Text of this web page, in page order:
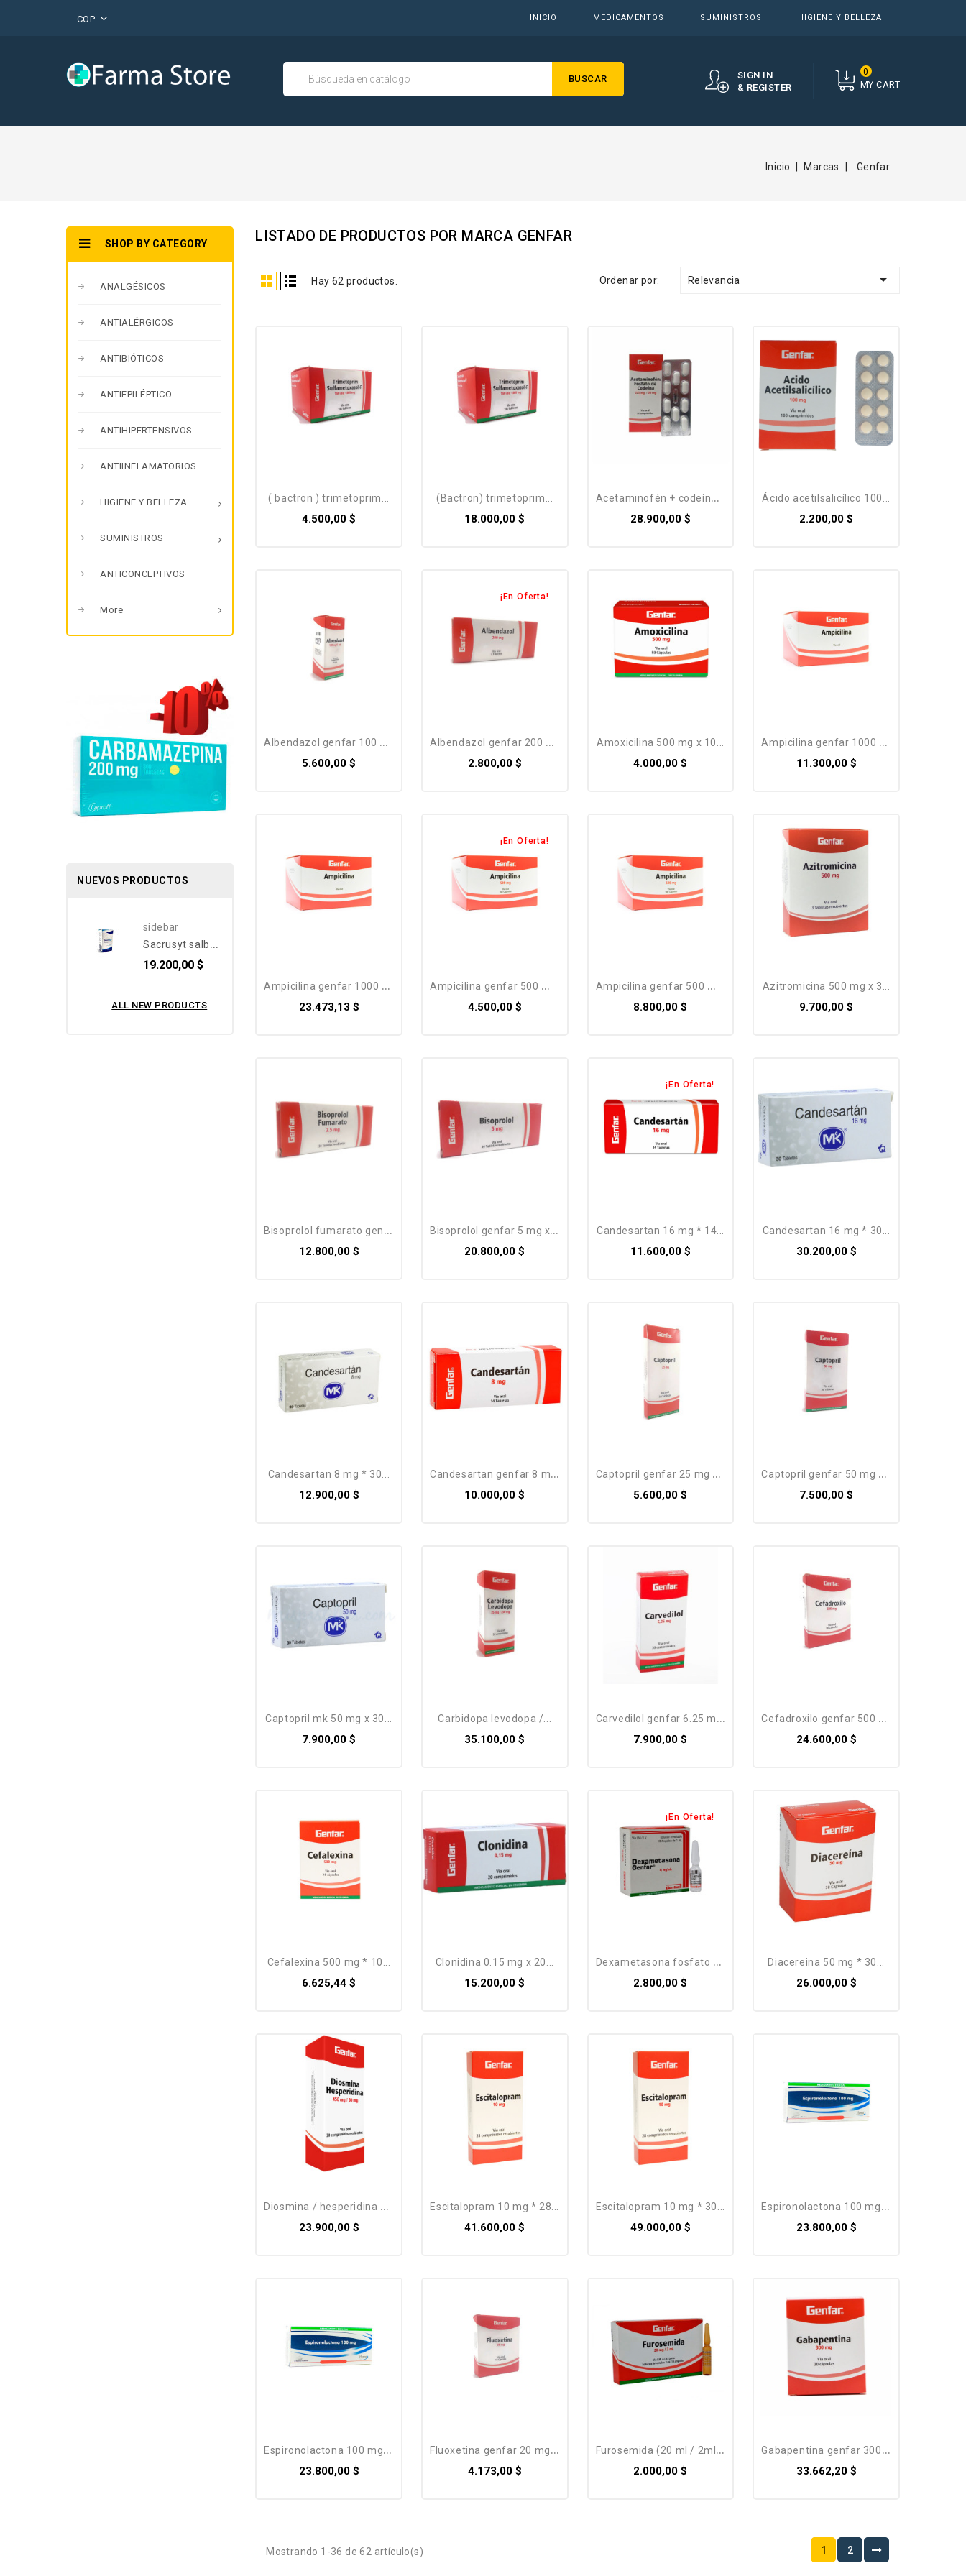
COP INICIO MEDICAMENTOS SUMINISTROS HIGIENE Y BELLEZA
MY CART
0
SIGN IN
& REGISTER
BUSCAR
Inicio Marcas Genfar
SHOP BY CATEGORY
ANALGÉSICOS
ANTIALÉRGICOS
ANTIBIÓTICOS
ANTIEPILÉPTICO
ANTIHIPERTENSIVOS
ANTIINFLAMATORIOS
HIGIENE Y BELLEZA
SUMINISTROS
ANTICONCEPTIVOS
More
NUEVOS PRODUCTOS
sidebar
sacrusyt salbutamol bnc medical aerosol - inhalador 100 mcg albuterol
19.200,00 $
ALL NEW PRODUCTS
LISTADO DE PRODUCTOS POR MARCA GENFAR
Hay 62 productos. Ordenar por: Relevancia 
( bactron ) trimetoprim...
4.500,00 $
(bactron) trimetoprim...
18.000,00 $
acetaminofén + codeína 325...
28.900,00 $
ácido acetilsalicílico 100...
2.200,00 $
albendazol genfar 100 mg /...
5.600,00 $
¡En Oferta!
albendazol genfar 200 mg *...
2.800,00 $
amoxicilina 500 mg x 10...
4.000,00 $
ampicilina genfar 1000 mg...
11.300,00 $
ampicilina genfar 1000 mg...
23.473,13 $
¡En Oferta!
ampicilina genfar 500 mg x...
4.500,00 $
ampicilina genfar 500 mg x...
8.800,00 $
azitromicina 500 mg x 3...
9.700,00 $
bisoprolol fumarato genfar...
12.800,00 $
bisoprolol genfar 5 mg x 30...
20.800,00 $
¡En Oferta!
candesartan 16 mg * 14...
11.600,00 $
candesartan 16 mg * 30...
30.200,00 $
candesartan 8 mg * 30...
12.900,00 $
candesartan genfar 8 mg *...
10.000,00 $
captopril genfar 25 mg x 30...
5.600,00 $
captopril genfar 50 mg x 30...
7.500,00 $
captopril mk 50 mg x 30...
7.900,00 $
carbidopa levodopa /...
35.100,00 $
carvedilol genfar 6.25 mg x...
7.900,00 $
cefadroxilo genfar 500 mg x...
24.600,00 $
cefalexina 500 mg * 10...
6.625,44 $
clonidina 0.15 mg x 20...
15.200,00 $
¡En Oferta!
dexametasona fosfato genfar...
2.800,00 $
diacereina 50 mg * 30...
26.000,00 $
diosmina / hesperidina 450...
23.900,00 $
escitalopram 10 mg * 28...
41.600,00 $
escitalopram 10 mg * 30...
49.000,00 $
espironolactona 100 mg *...
23.800,00 $
espironolactona 100 mg *...
23.800,00 $
fluoxetina genfar 20 mg *...
4.173,00 $
furosemida (20 ml / 2ml)...
2.000,00 $
gabapentina genfar 300 mg *...
33.662,20 $
Mostrando 1-36 de 62 artículo(s) 1 2